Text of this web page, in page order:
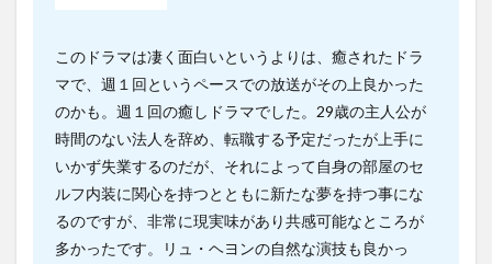
このドラマは凄く面白いというよりは、癒されたドラ
マで、週１回というペースでの放送がその上良かった
のかも。週１回の癒しドラマでした。29歳の主人公が
時間のない法人を辞め、転職する予定だったが上手に
いかず失業するのだが、それによって自身の部屋のセ
ルフ内装に関心を持つとともに新たな夢を持つ事にな
るのですが、非常に現実味があり共感可能なところが
多かったです。リュ・ヘヨンの自然な演技も良かっ